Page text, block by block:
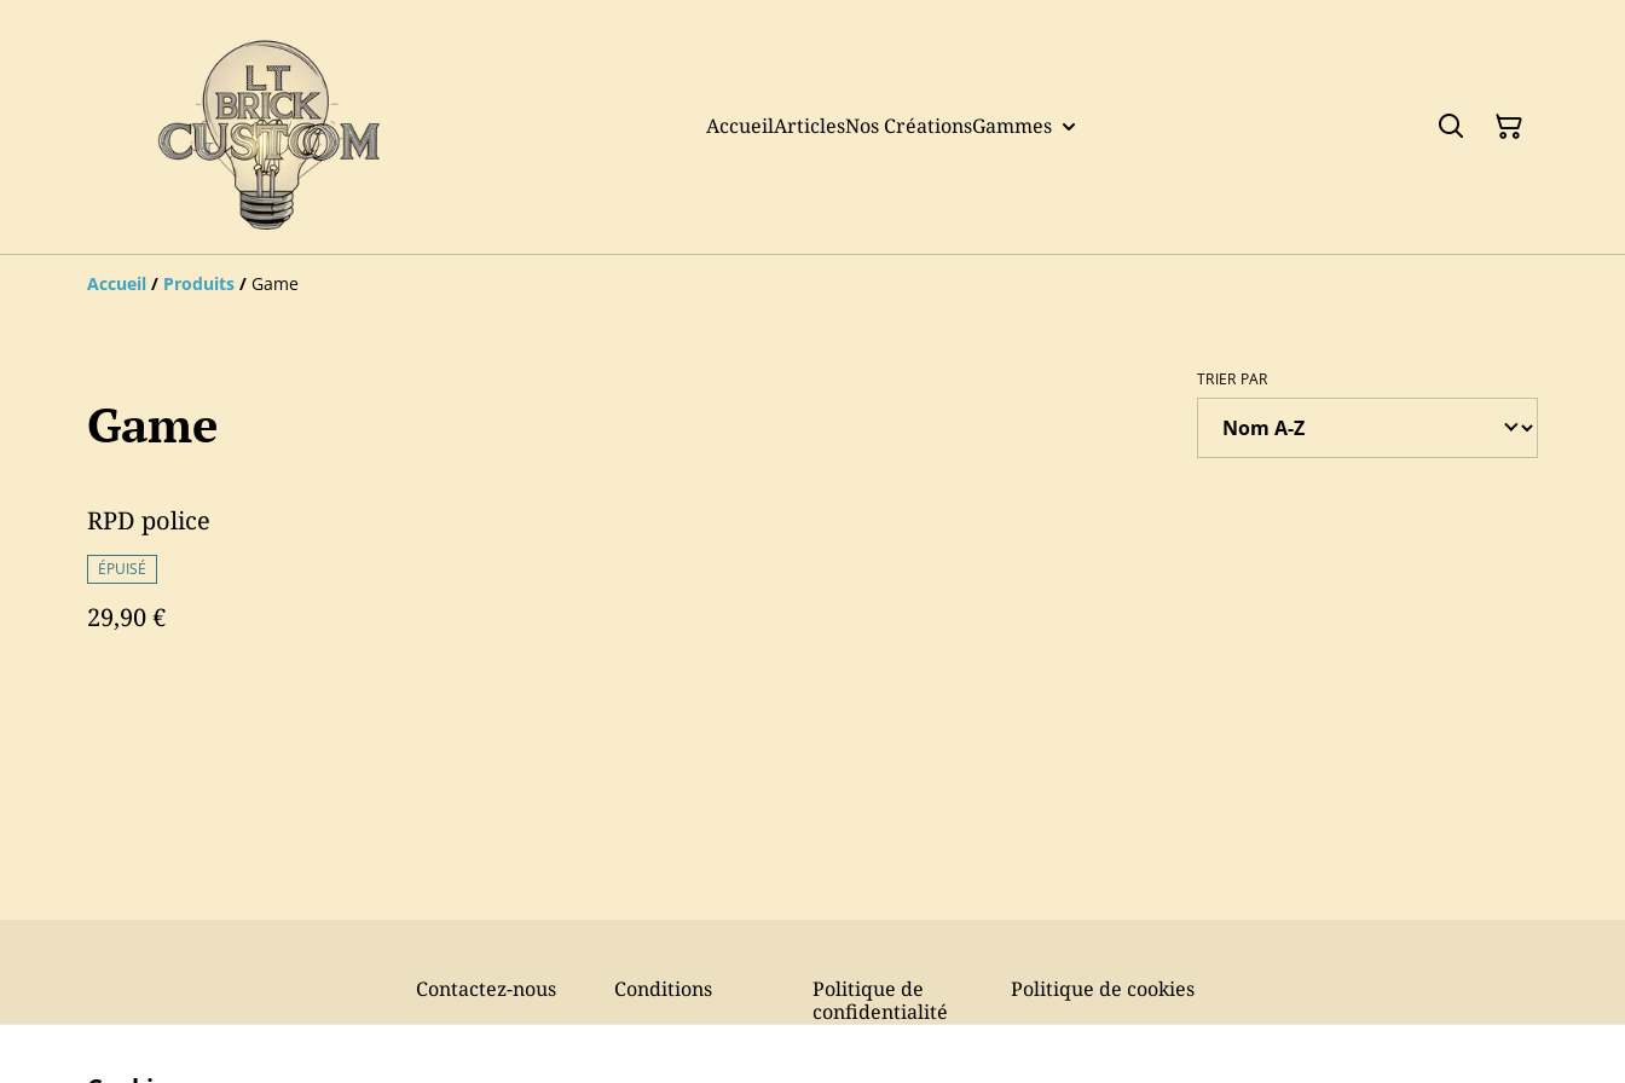
AccueilArticlesNos CréationsGammes
Accueil / Produits / Game
Game
TRIER PAR
RPD police
ÉPUISÉ
29,90 €
Contactez-nous Conditions
Politique de
confidentialité
Politique de cookies